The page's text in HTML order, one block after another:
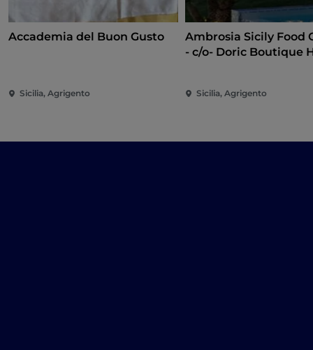
Accademia del Buon Gusto
Sicilia, Agrigento
Ambrosia Sicily Food
- c/o- Doric Boutique
Sicilia, Agrigento